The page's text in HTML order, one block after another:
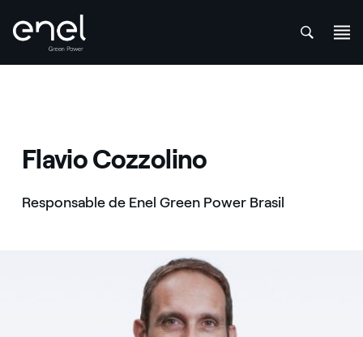
Flavio Cozzolino
Responsable de Enel Green Power Brasil